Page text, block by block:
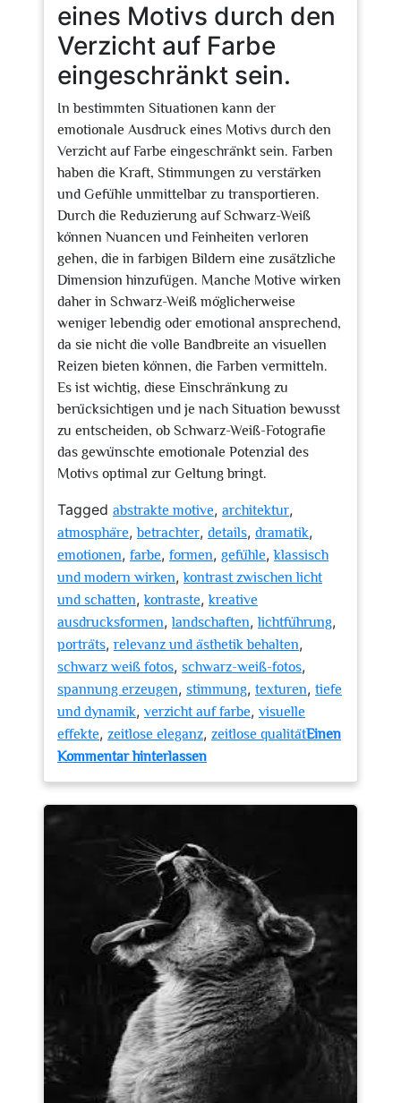
eines Motivs durch den
Verzicht auf Farbe
eingeschränkt sein.
In bestimmten Situationen kann der
emotionale Ausdruck eines Motivs durch den
Verzicht auf Farbe eingeschränkt sein. Farben
haben die Kraft, Stimmungen zu verstärken
und Gefühle unmittelbar zu transportieren.
Durch die Reduzierung auf Schwarz-Weiß
können Nuancen und Feinheiten verloren
gehen, die in farbigen Bildern eine zusätzliche
Dimension hinzufügen. Manche Motive wirken
daher in Schwarz-Weiß möglicherweise
weniger lebendig oder emotional ansprechend,
da sie nicht die volle Bandbreite an visuellen
Reizen bieten können, die Farben vermitteln.
Es ist wichtig, diese Einschränkung zu
berücksichtigen und je nach Situation bewusst
zu entscheiden, ob Schwarz-Weiß-Fotografie
das gewünschte emotionale Potenzial des
Motivs optimal zur Geltung bringt.
Tagged abstrakte motive, architektur,
atmosphäre,betrachter, details, dramatik,
emotionen, farbe, formen, gefühle,klassisch
und modern wirken,kontrast zwischen licht
und schatten,kontraste,kreative
ausdrucksformen,landschaften,lichtführung,
porträts, relevanz und ästhetik behalten,
schwarz weiß fotos, schwarz-weiß-fotos,
spannung erzeugen, stimmung, texturen, tiefe
und dynamik, verzicht auf farbe, visuelle
effekte, zeitlose eleganz, zeitlose qualitätEinen
Kommentar hinterlassenzu
Schwarz-
Weiß-
Fotos:
Ein
kraftvolles
Medium
der
Fotografie